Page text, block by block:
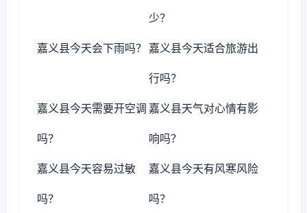
少？
嘉义县今天会下雨吗？ 嘉义县今天适合旅游出
行吗？
嘉义县今天需要开空调
吗？
嘉义县天气对心情有影
响吗？
嘉义县今天容易过敏
吗？
嘉义县今天有风寒风险
吗？